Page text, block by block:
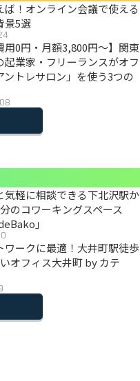
ば！オンライン会議で使える
景5選
用0円・月額3,800円〜】関東
起業家・フリーランスがオフ
ントレサロン」を使う3つの
気軽に相談できる下北沢駅か
のコワーキングスペース
」
ワークに最適！大井町駅徒歩
オフィス大井町 by カテ